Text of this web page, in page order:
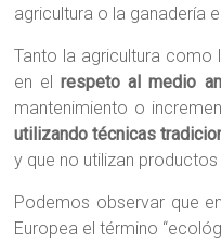
agricultura o la ganadería
Tanto la agricultura
en elrespeto al medio
mantenimiento o
utilizando técnicas
y que no utilizan
Podemos observar que
Europea el término